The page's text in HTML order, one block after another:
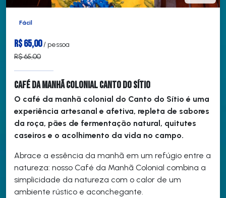
Fácil
R$ 65,00/ pessoa
R$ 65,00
Café da Manhã Colonial Canto do Sítio
O café da manhã colonial do Canto do Sítio é uma
experiência artesanal e afetiva, repleta de sabores
da roça, pães de fermentação natural, quitutes
caseiros e o acolhimento da vida no campo.
Abrace a essência da manhã em um refúgio entre a
natureza: nosso Café da Manhã Colonial combina a
simplicidade da natureza com o calor de um
ambiente rústico e aconchegante.